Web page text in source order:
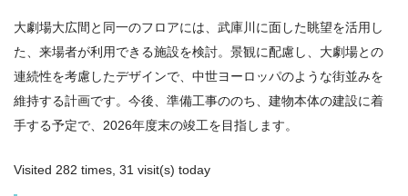
大劇場大広間と同一のフロアには、武庫川に面した眺望を活用し
た、来場者が利用できる施設を検討。景観に配慮し、大劇場との
連続性を考慮したデザインで、中世ヨーロッパのような街並みを
維持する計画です。今後、準備工事ののち、建物本体の建設に着
手する予定で、2026年度末の竣工を目指します。
Visited 282 times, 31 visit(s) today